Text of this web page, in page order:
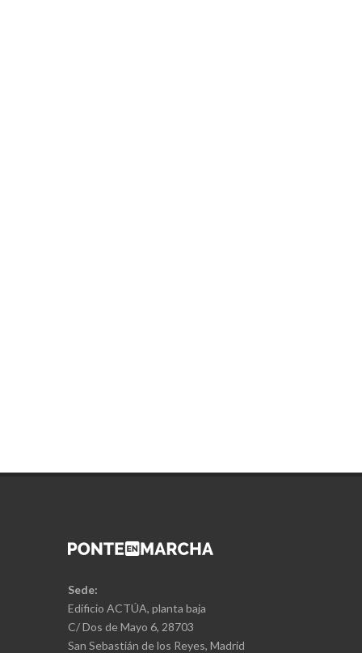
Sede:
Edificio ACTÚA, planta baja
C/ Dos de Mayo 6, 28703
San Sebastián de los Reyes, Madrid